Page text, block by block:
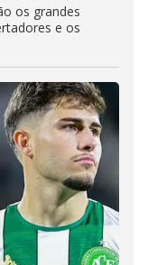
os grandes
e os